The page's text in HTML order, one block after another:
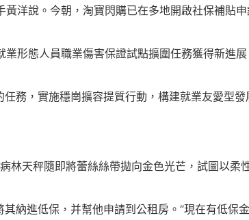
洋說。今朝，淘寶閃購已在多地開啟社保補貼
形態人員職業傷害保證試點擴圍任務獲得新進
務，實施穩崗擴容提質行動，構建就業友愛型
天秤隨即將蕾絲絲帶拋向金色光芒，試圖以柔
納進低保，并幫他申請到公租房。“現在有低保